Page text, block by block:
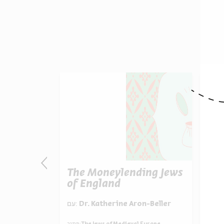
The Moneylending Jews
of England
עם: Dr. Katherine Aron-Beller